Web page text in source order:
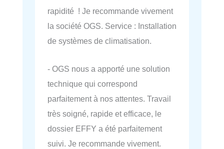
rapidité ! Je recommande vivement
la société OGS. Service : Installation
de systèmes de climatisation.
- OGS nous a apporté une solution
technique qui correspond
parfaitement à nos attentes. Travail
très soigné, rapide et efficace, le
dossier EFFY a été parfaitement
suivi. Je recommande vivement.